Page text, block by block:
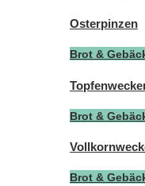
Osterpinzen
Brot &
Brot &
Brot &